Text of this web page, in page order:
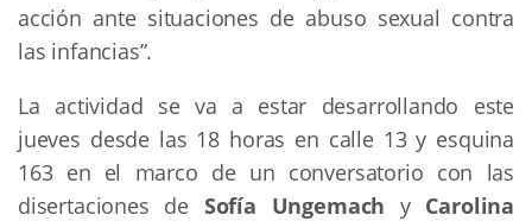
acción ante situaciones de abuso sexual contra
las infancias”.
La actividad se va a estar desarrollando este
jueves desde las 18 horas en calle 13 y esquina
163 en el marco de un conversatorio con las
disertaciones de Sofía Ungemach y Carolina